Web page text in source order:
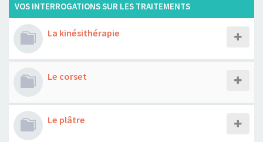
VOS INTERROGATIONS SUR LES TRAITEMENTS
La kinésithérapie
Le corset
Le plâtre